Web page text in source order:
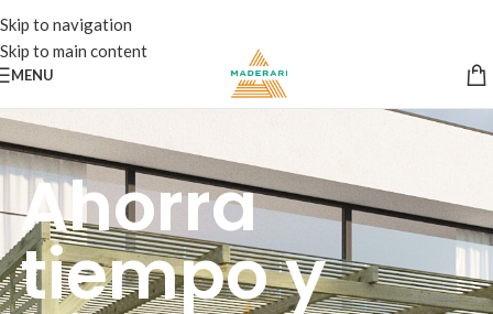
Skip to navigation
Skip to main content
MENU
Ahorra
tiempo y